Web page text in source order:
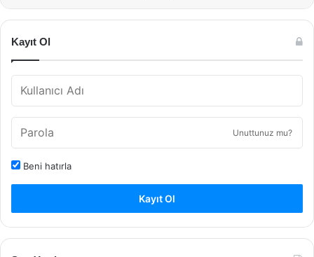
Kayıt Ol
Unuttunuz mu?
Beni hatırla
Kayıt Ol